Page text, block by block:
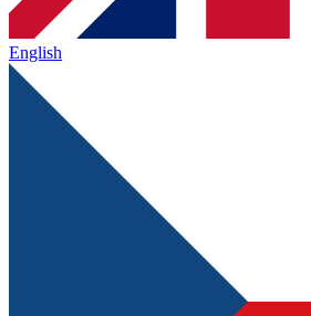
English